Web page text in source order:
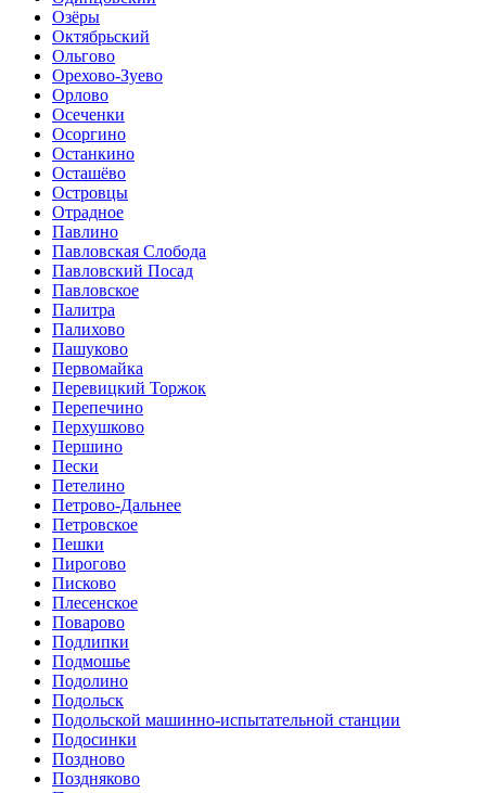
Озёры
Октябрьский
Ольгово
Орехово-Зуево
Орлово
Осеченки
Осоргино
Останкино
Осташёво
Островцы
Отрадное
Павлино
Павловская Слобода
Павловский Посад
Павловское
Палитра
Палихово
Пашуково
Первомайка
Перевицкий Торжок
Перепечино
Перхушково
Першино
Пески
Петелино
Петрово-Дальнее
Петровское
Пешки
Пирогово
Писково
Плесенское
Поварово
Подлипки
Подмошье
Подолино
Подольск
Подольской машинно-испытательной станции
Подосинки
Поздново
Поздняково